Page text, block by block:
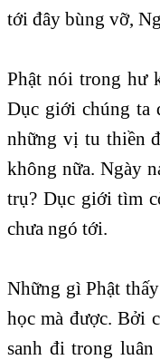
tới đây bùng vỡ,
Phật nói trong hư
Dục giới chúng ta
những vị tu thiền
không nữa. Ngày
trụ? Dục giới tìm
chưa ngó tới.
Những gì Phật
học mà được. Bởi
sanh đi trong